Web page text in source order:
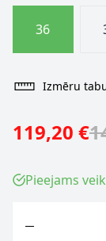
36
Izmēru
119,20 €
Pieejams